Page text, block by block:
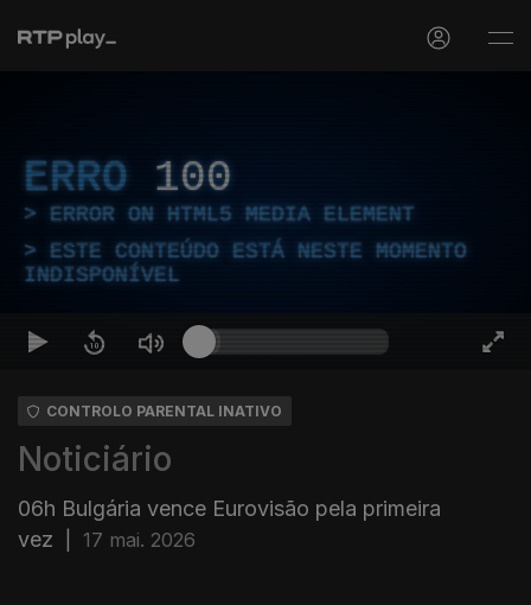
ERRO 100
ERROR ON HTML5 MEDIA ELEMENT
ESTE CONTEÚDO ESTÁ NESTE MOMENTO
INDISPONÍVEL
CONTROLO PARENTAL INATIVO
Noticiário
06h Bulgária vence Eurovisão pela primeira
vez
17 mai. 2026